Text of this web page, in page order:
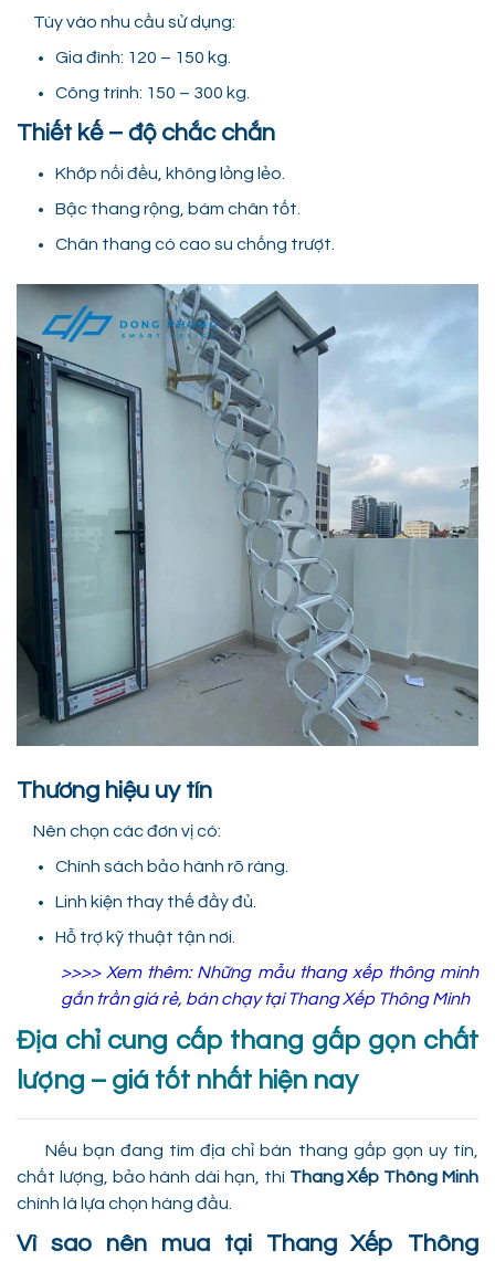
Tùy vào nhu cầu sử dụng:
Gia đình: 120 – 150 kg.
Công trình: 150 – 300 kg.
Thiết kế – độ chắc chắn
Khớp nối đều, không lỏng lẻo.
Bậc thang rộng, bám chân tốt.
Chân thang có cao su chống trượt.
Thương hiệu uy tín
Nên chọn các đơn vị có:
Chính sách bảo hành rõ ràng.
Linh kiện thay thế đầy đủ.
Hỗ trợ kỹ thuật tận nơi.
>>>> Xem thêm: Những mẫu thang xếp thông minh
gắn trần giá rẻ, bán chạy tại Thang Xếp Thông Minh
Địa chỉ cung cấp thang gấp gọn chất
lượng – giá tốt nhất hiện nay
Nếu bạn đang tìm địa chỉ bán thang gấp gọn uy tín,
chất lượng, bảo hành dài hạn, thì Thang Xếp Thông Minh
chính là lựa chọn hàng đầu.
Vì sao nên mua tại Thang Xếp Thông